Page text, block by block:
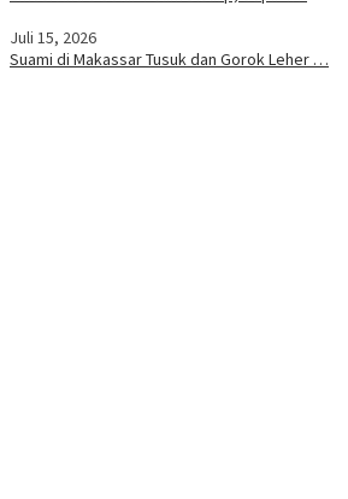
Juli 15, 2026
Suami di Makassar Tusuk dan Gorok Leher …